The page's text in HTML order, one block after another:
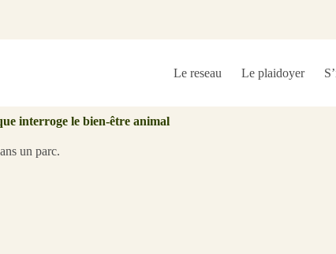
Le reseau Le plaidoyer
interroge le bien-être animal